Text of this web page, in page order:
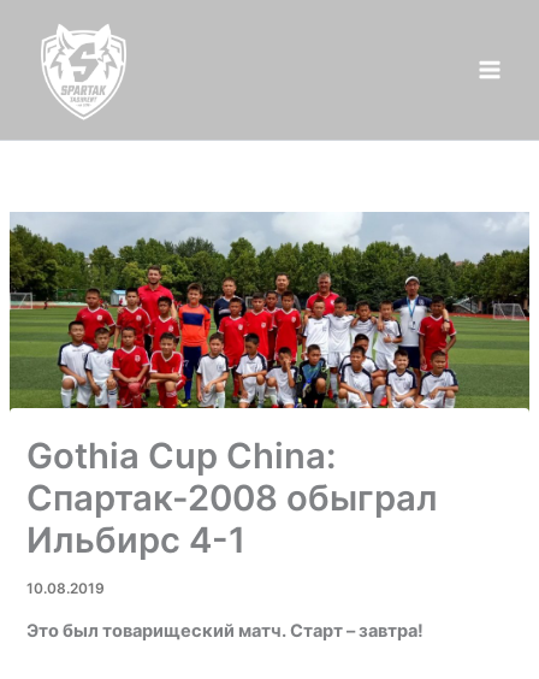
содержимому
Gothia Cup China:
Спартак-2008 обыграл
Ильбирс 4-1
10.08.2019
Это был товарищеский матч. Старт – завтра!